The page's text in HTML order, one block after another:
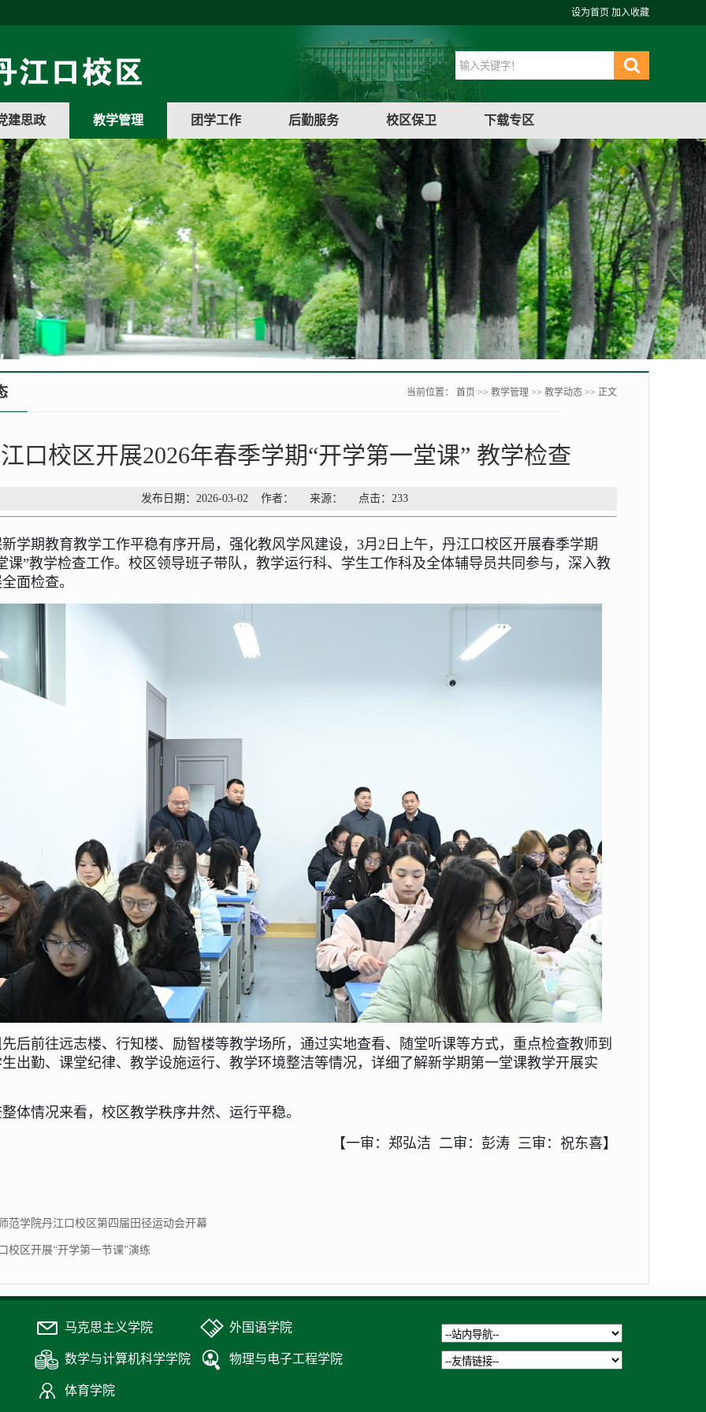
设为首页 加入收藏
建思政 教学管理 团学工作 后勤服务 校区保卫 下载专区
当前位置： 首页 >> 教学管理 >> 教学动态 >> 正文
口校区开展2026年春季学期“开学第一堂课” 教学检查
发布日期：2026-03-02 作者： 来源： 点击： 233
学期教育教学工作平稳有序开局，强化教风学风建设， 3月2日上午，丹江口校区开展春季学期
课”教学检查工作。校区领导班子带队，教学运行科、学生工作科及全体辅导员共同参与，深入教
面检查。
后前往远志楼、行知楼、励智楼等教学场所，通过实地查看、随堂听课等方式，重点检查教师到
出勤、课堂纪律、教学设施运行、教学环境整洁等情况，详细了解新学期第一堂课教学开展实
体情况来看，校区教学秩序井然、运行平稳。
【一审：郑弘洁 二审：彭涛 三审：祝东喜】
范学院丹江口校区第四届田径运动会开幕
校区开展“开学第一节课”演练
马克思主义学院 外国语学院
数学与计算机科学学院 物理与电子工程学院
体育学院